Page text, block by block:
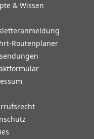
& Wissen
Routenplaner